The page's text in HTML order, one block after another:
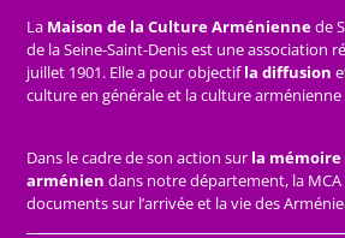
La Maison de la Culture Arméniennede
de la Seine-Saint-Denis est une association
juillet 1901. Elle a pour objectifla diffusion
culture en générale et la culture
Dans le cadre de son action sur la mémoire
arménien dans notre département, la MCA
documents sur l’arrivée et la vie des